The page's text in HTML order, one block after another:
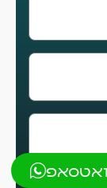
ומדיניות